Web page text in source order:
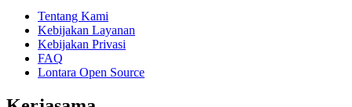
Tentang Kami
Kebijakan Layanan
Kebijakan Privasi
FAQ
Lontara Open Source